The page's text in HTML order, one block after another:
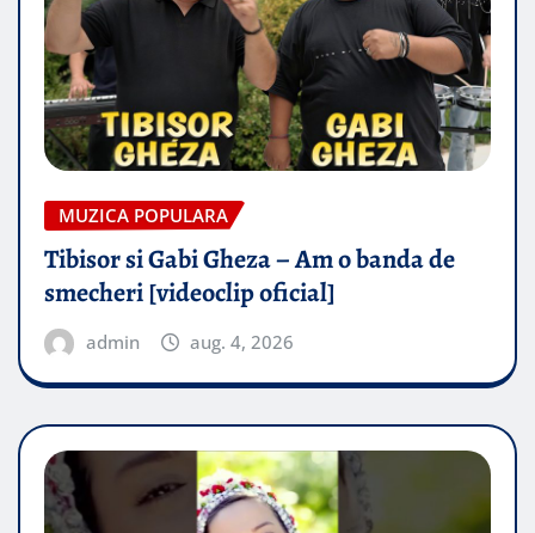
MUZICA POPULARA
Tibisor si Gabi Gheza – Am o banda de
smecheri [videoclip oficial]
admin aug. 4, 2026